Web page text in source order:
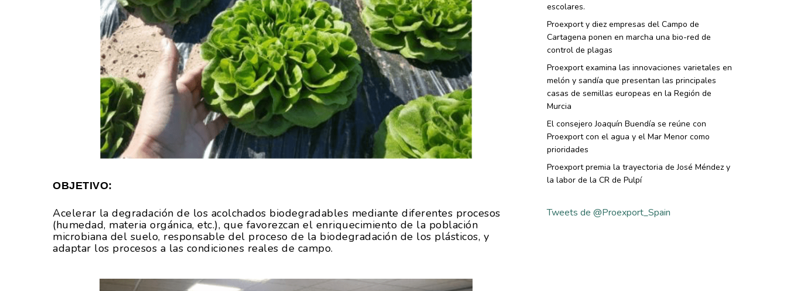
OBJETIVO:
Acelerar la degradación de los acolchados biodegradables mediante diferentes procesos
(humedad, materia orgánica, etc.), que favorezcan el enriquecimiento de la población
microbiana del suelo, responsable del proceso de la biodegradación de los plásticos, y
adaptar los procesos a las condiciones reales de campo.
escolares.
Proexport y diez empresas del Campo de
Cartagena ponen en marcha una bio-red de
control de plagas
Proexport examina las innovaciones varietales en
melón y sandía que presentan las principales
casas de semillas europeas en la Región de
Murcia
El consejero Joaquín Buendía se reúne con
Proexport con el agua y el Mar Menor como
prioridades
Proexport premia la trayectoria de José Méndez y
la labor de la CR de Pulpí
Tweets de @Proexport_Spain